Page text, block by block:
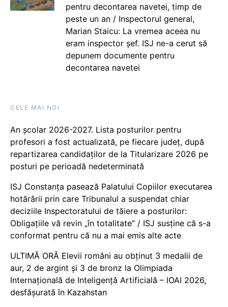
pentru decontarea navetei, timp de
peste un an / Inspectorul general,
Marian Staicu: La vremea aceea nu
eram inspector șef. ISJ ne-a cerut să
depunem documente pentru
decontarea navetei
CELE MAI NOI
An școlar 2026-2027. Lista posturilor pentru
profesori a fost actualizată, pe fiecare județ, după
repartizarea candidaților de la Titularizare 2026 pe
posturi pe perioadă nedeterminată
ISJ Constanța pasează Palatului Copiilor executarea
hotărârii prin care Tribunalul a suspendat chiar
deciziile Inspectoratului de tăiere a posturilor:
Obligațiile vă revin „în totalitate” / ISJ susține că s-a
conformat pentru că nu a mai emis alte acte
ULTIMĂ ORĂ Elevii români au obținut 3 medalii de
aur, 2 de argint și 3 de bronz la Olimpiada
Internațională de Inteligență Artificială – IOAI 2026,
desfășurată în Kazahstan